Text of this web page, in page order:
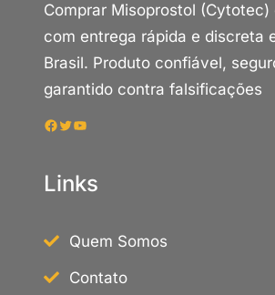
Comprar Misoprostol (Cytotec)
com entrega rápida e discreta
Brasil. Produto confiável,
garantido contra falsificações
Facebook Twitter Youtube
Links
Quem Somos
Contato